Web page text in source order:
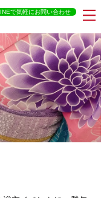
で気軽にお問い合わせ